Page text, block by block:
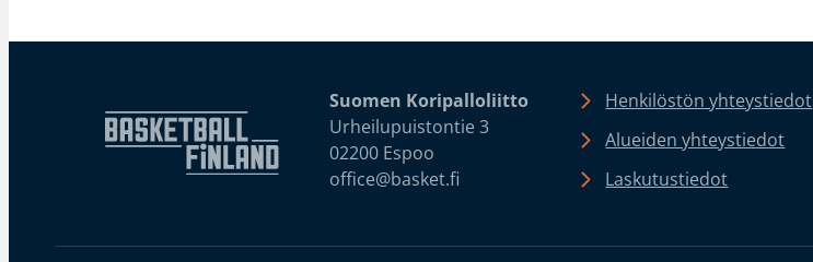
Suomen Koripalloliitto
Urheilupuistontie 3
02200 Espoo
office@basket.fi
Henkilöstön yhteystiedot
Alueiden yhteystiedot
Laskutustiedot